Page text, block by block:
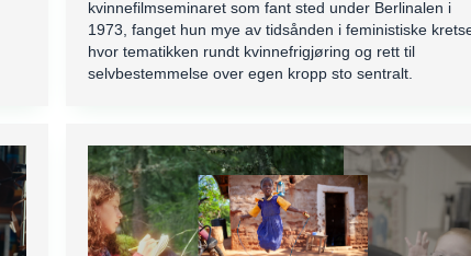
kvinnefilmseminaret som fant sted under Berlinalen i
1973, fanget hun mye av tidsånden i feministiske
hvor tematikken rundt kvinnefrigjøring og rett til
selvbestemmelse over egen kropp sto sentralt.